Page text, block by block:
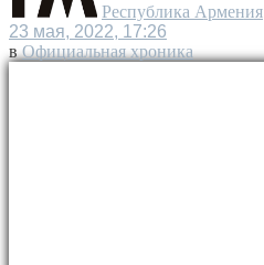
Республика Армения
23 мая, 2022, 17:26
в Официальная хроника